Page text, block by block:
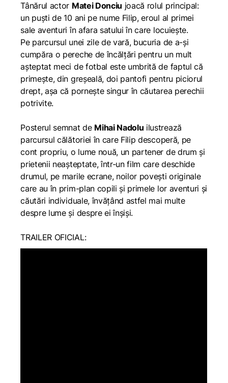
Tânărul actor Matei Donciu joacă rolul principal:
un puști de 10 ani pe nume Filip, eroul al primei
sale aventuri în afara satului în care locuiește.
Pe parcursul unei zile de vară, bucuria de a-și
cumpăra o pereche de încălțări pentru un mult
așteptat meci de fotbal este umbrită de faptul că
primește, din greșeală, doi pantofi pentru piciorul
drept, așa că pornește singur în căutarea perechii
potrivite.
Posterul semnat de Mihai Nadolu ilustrează
parcursul călătoriei în care Filip descoperă, pe
cont propriu, o lume nouă, un partener de drum și
prietenii neașteptate, într-un film care deschide
drumul, pe marile ecrane, noilor povești originale
care au în prim-plan copiIi și primele lor aventuri și
căutări individuale, învățând astfel mai multe
despre lume și despre ei înșiși.
TRAILER OFICIAL: